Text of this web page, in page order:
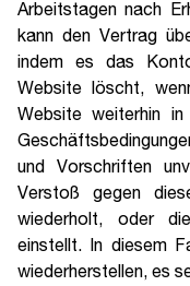
Arbeitstagen nach
kann den Vertrag
indem es das
Website löscht,
Website weiterhin
und Vorschriften
Verstoß gegen
wiederholt, oder
einstellt. In diesem
wiederherstellen, es